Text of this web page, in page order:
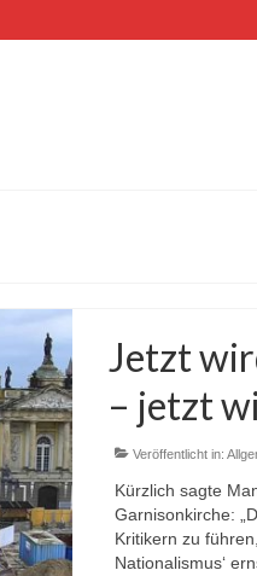
Jetzt
– jetzt
Veröffentlicht in:
Kürzlich sagte
Garnisonkirche:
Kritikern zu
Nationalismus‘